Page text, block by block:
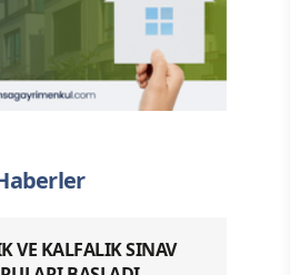
VE KALFALIK SINAV